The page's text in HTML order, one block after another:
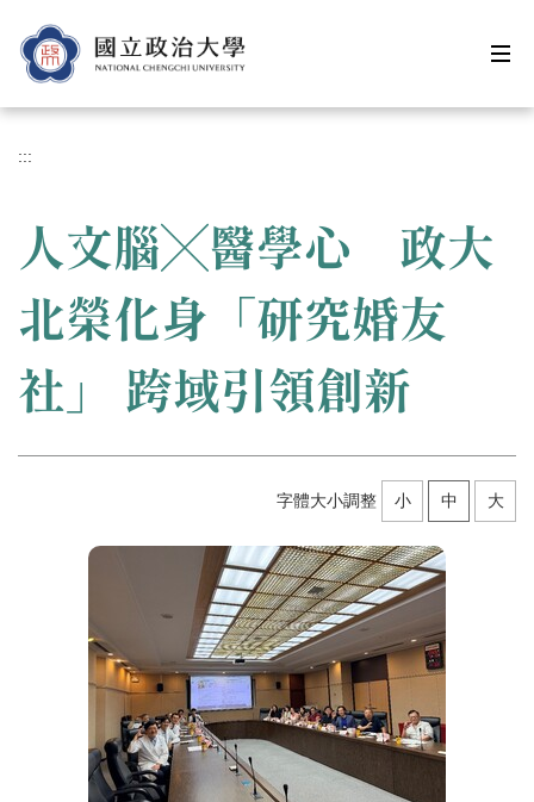
到
主
內
區
:::
人文腦╳醫學心 政大
北榮化身「研究婚友
社」 跨域引領創新
字體大小調整 小 中 大